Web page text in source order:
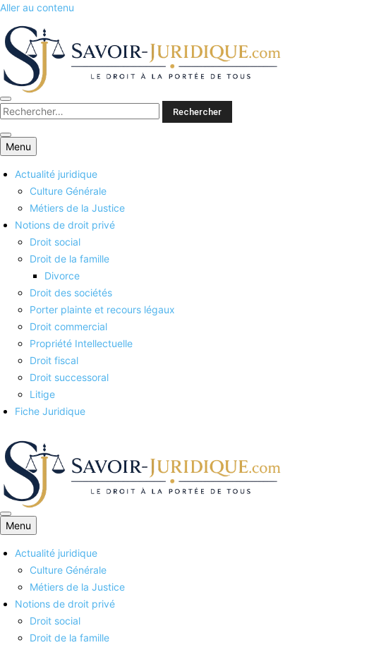
Aller au contenu
Savoirs juridiques
Menu
Actualité juridique
Culture Générale
Métiers de la Justice
Notions de droit privé
Droit social
Droit de la famille
Divorce
Droit des sociétés
Porter plainte et recours légaux
Droit commercial
Propriété Intellectuelle
Droit fiscal
Droit successoral
Litige
Fiche Juridique
Savoirs juridiques
Menu
Actualité juridique
Culture Générale
Métiers de la Justice
Notions de droit privé
Droit social
Droit de la famille